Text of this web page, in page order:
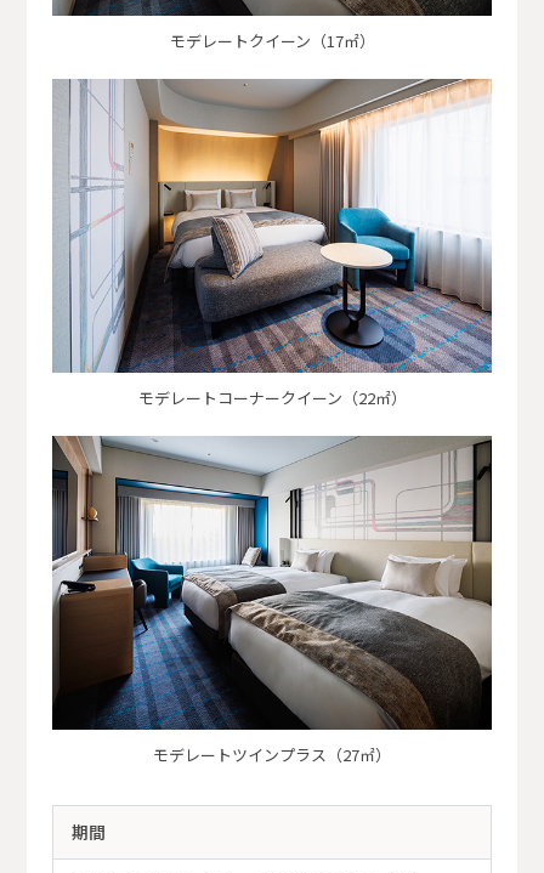
モデレートクイーン（17㎡）
モデレートコーナークイーン（22㎡）
モデレートツインプラス（27㎡）
期間